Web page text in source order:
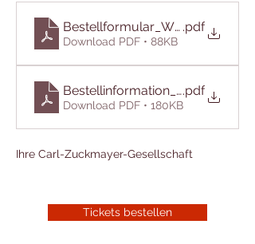
Bestellformular_Weinberg_2026
.pdf
Download PDF • 88KB
.pdf
Download PDF • 180KB
Ihre Carl-Zuckmayer-Gesellschaft
Tickets bestellen